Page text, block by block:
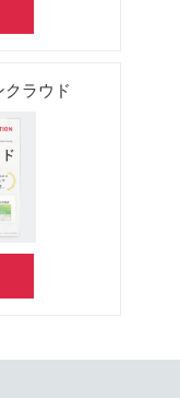
ラウド